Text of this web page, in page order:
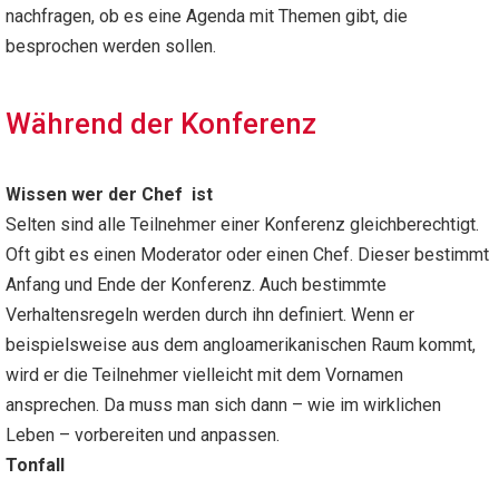
nachfragen, ob es eine Agenda mit Themen gibt, die
besprochen werden sollen.
Während der Konferenz
Wissen wer der Chef ist
Selten sind alle Teilnehmer einer Konferenz gleichberechtigt.
Oft gibt es einen Moderator oder einen Chef. Dieser bestimmt
Anfang und Ende der Konferenz. Auch bestimmte
Verhaltensregeln werden durch ihn definiert. Wenn er
beispielsweise aus dem angloamerikanischen Raum kommt,
wird er die Teilnehmer vielleicht mit dem Vornamen
ansprechen. Da muss man sich dann – wie im wirklichen
Leben – vorbereiten und anpassen.
Tonfall